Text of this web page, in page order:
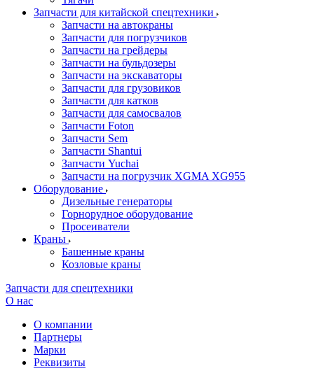
Запчасти для китайской спецтехники
Запчасти на автокраны
Запчасти для погрузчиков
Запчасти на грейдеры
Запчасти на бульдозеры
Запчасти на экскаваторы
Запчасти для грузовиков
Запчасти для катков
Запчасти для самосвалов
Запчасти Foton
Запчасти Sem
Запчасти Shantui
Запчасти Yuchai
Запчасти на погрузчик XGMA XG955
Оборудование
Дизельные генераторы
Горнорудное оборудование
Просеиватели
Краны
Башенные краны
Козловые краны
Запчасти для спецтехники
О нас
О компании
Партнеры
Марки
Реквизиты